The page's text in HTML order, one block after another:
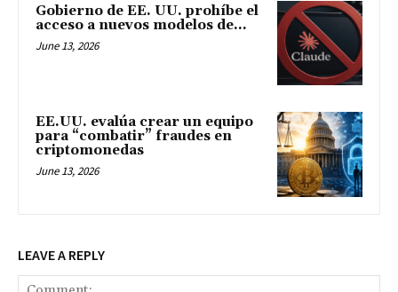
Gobierno de EE. UU. prohíbe el
acceso a nuevos modelos de...
June 13, 2026
EE.UU. evalúa crear un equipo
para “combatir” fraudes en
criptomonedas
June 13, 2026
LEAVE A REPLY